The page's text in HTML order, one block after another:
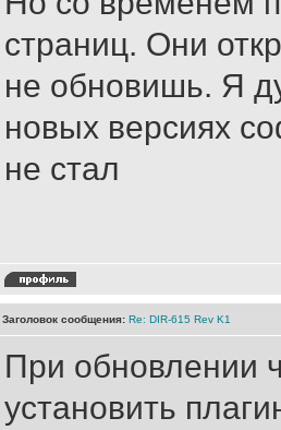
страниц. Они
не обновишь. Я
новых версиях
не стал
Заголовок сообщения: Re: DIR-615 Rev K1
При обновлении
установить